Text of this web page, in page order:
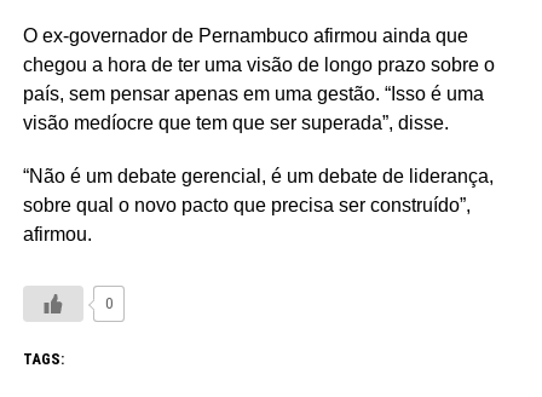
O ex-governador de Pernambuco afirmou ainda que
chegou a hora de ter uma visão de longo prazo sobre o
país, sem pensar apenas em uma gestão. “Isso é uma
visão medíocre que tem que ser superada”, disse.
“Não é um debate gerencial, é um debate de liderança,
sobre qual o novo pacto que precisa ser construído”,
afirmou.
0
TAGS: